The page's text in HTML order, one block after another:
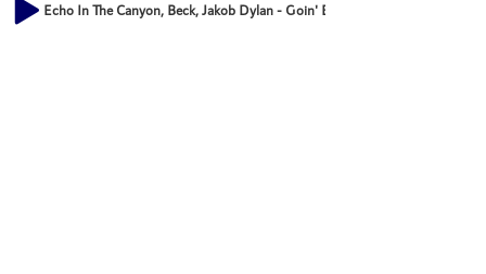
Echo In The Canyon, Beck, Jakob Dylan - Goin' Back (feat. Jakob